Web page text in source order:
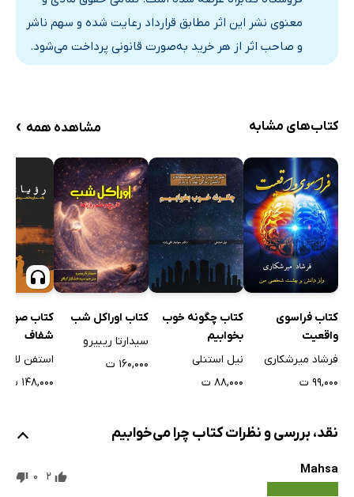
نتیجه‌گیری؛ خوابیدن یا نخوابیدن
درباره‌ی نویسنده
ضمیمه: دوازده نکته برای داشتن خواب سالم
معنوی نشر این اثر مطابق قرارداد رعایت شده و سهم ناشر
و صاحب اثر از هر خرید به‌صورت قانونی پرداخت می‌شود.
کتاب‌های مشابه مشاهده همه ›
کتاب فراسوی
واقعیت
فرشاد میرشکاری
۹۹,۰۰۰ ت
کتاب چگونه خوب
بخوابیم
نیل استنلی
۸۸,۰۰۰ ت
کتاب اوراکل شب
سیدارتا ریبیرو
۱۶۰,۰۰۰ ت
کتاب صوتی
شفاف
استفن
۱۴۸,۰۰۰ ت
نقد، بررسی و نظرات کتاب چرا می‌خوابیم
Mahsa
2
0